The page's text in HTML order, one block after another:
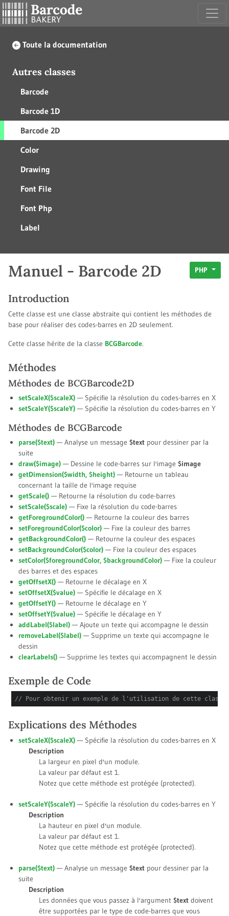
Toute la documentation
Autres classes
Barcode
Barcode 1D
Barcode 2D
Color
Drawing
Font File
Font Php
Label
Manuel - Barcode 2D PHP
Introduction
Cette classe est une classe abstraite qui contient les méthodes de
base pour réaliser des codes-barres en 2D seulement.
Cette classe hérite de la classe BCGBarcode.
Méthodes
Méthodes de BCGBarcode2D
setScaleX($scaleX) — Spécifie la résolution du codes-barres en X
setScaleY($scaleY) — Spécifie la résolution du codes-barres en Y
Méthodes de BCGBarcode
parse($text) — Analyse un message $text pour dessiner par la
suite
draw($image) — Dessine le code-barres sur l'image $image
getDimension($width, $height) — Retourne un tableau
concernant la taille de l'image requise
getScale() — Retourne la résolution du code-barres
setScale($scale) — Fixe la résolution du code-barres
getForegroundColor() — Retourne la couleur des barres
setForegroundColor($color) — Fixe la couleur des barres
getBackgroundColor() — Retourne la couleur des espaces
setBackgroundColor($color) — Fixe la couleur des espaces
setColor($foregroundColor, $backgroundColor) — Fixe la couleur
des barres et des espaces
getOffsetX() — Retourne le décalage en X
setOffsetX($value) — Spécifie le décalage en X
getOffsetY() — Retourne le décalage en Y
setOffsetY($value) — Spécifie le décalage en Y
addLabel($label) — Ajoute un texte qui accompagne le dessin
removeLabel($label) — Supprime un texte qui accompagne le
dessin
clearLabels() — Supprime les textes qui accompagnent le dessin
Exemple de Code
// Pour obtenir un exemple de l'utilisation de cette classe,
Explications des Méthodes
setScaleX($scaleX) — Spécifie la résolution du codes-barres en X
Description
La largeur en pixel d'un module.
La valeur par défaut est 1.
Notez que cette méthode est protégée (protected).
setScaleY($scaleY) — Spécifie la résolution du codes-barres en Y
Description
La hauteur en pixel d'un module.
La valeur par défaut est 1.
Notez que cette méthode est protégée (protected).
parse($text) — Analyse un message $text pour dessiner par la
suite
Description
Les données que vous passez à l'argument $text doivent
être supportées par le type de code-barres que vous